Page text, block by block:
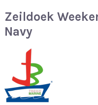
Zeildoek
Navy